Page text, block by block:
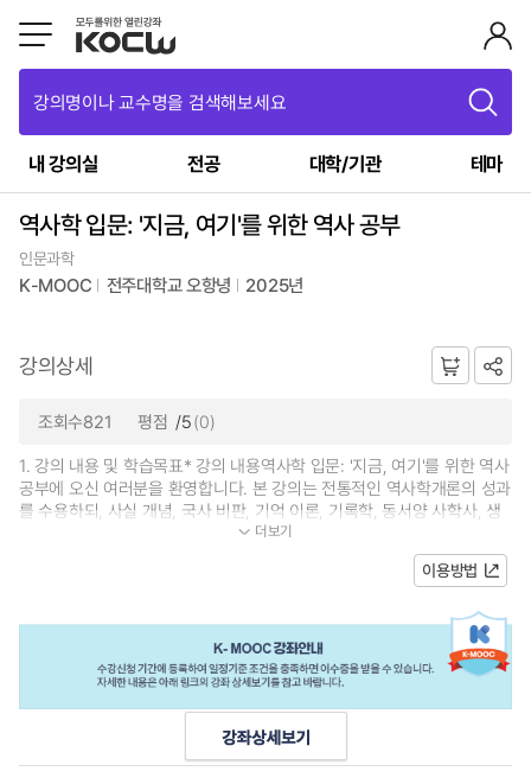
강의명이나 교수명을 검색해보세요
내 강의실 전공 대학/기관 테마
역사학 입문: '지금, 여기'를 위한 역사 공부
인문과학
K-MOOC 전주대학교 오항녕 2025년
강의상세
조회수821 평점 /5(0)
1. 강의 내용 및 학습목표* 강의 내용역사학 입문: '지금, 여기'를 위한 역사
공부에 오신 여러분을 환영합니다. 본 강의는 전통적인 역사학개론의 성과
를 수용하되, 사실 개념, 국사 비판, 기억 이론, 기록학, 동서양 사학사, 생
태환경사 등을 포괄하고 있습니...
더보기
이용방법